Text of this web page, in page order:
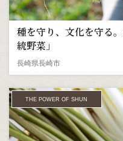
種を守り、文化を守る
統野菜」
長崎県長崎市
THE POWER OF SHUN